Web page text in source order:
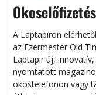
A Laptapiron
az Ezermester Old
Laptapir új,
nyomtatott
okostelefonon vagy